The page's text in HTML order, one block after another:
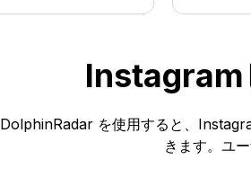
Instagram
DolphinRadar を使用すると、
きます。ユ